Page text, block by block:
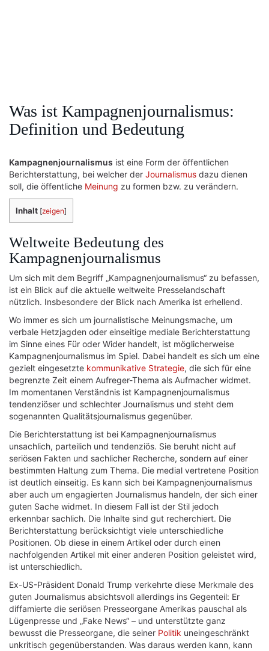
Was ist Kampagnenjournalismus:
Definition und Bedeutung
Kampagnenjournalismus ist eine Form der öffentlichen
Berichterstattung, bei welcher der Journalismus dazu dienen
soll, die öffentliche Meinung zu formen bzw. zu verändern.
Inhalt [zeigen]
Weltweite Bedeutung des
Kampagnenjournalismus
Um sich mit dem Begriff „Kampagnenjournalismus“ zu befassen,
ist ein Blick auf die aktuelle weltweite Presselandschaft
nützlich. Insbesondere der Blick nach Amerika ist erhellend.
Wo immer es sich um journalistische Meinungsmache, um
verbale Hetzjagden oder einseitige mediale Berichterstattung
im Sinne eines Für oder Wider handelt, ist möglicherweise
Kampagnenjournalismus im Spiel. Dabei handelt es sich um eine
gezielt eingesetzte kommunikative Strategie, die sich für eine
begrenzte Zeit einem Aufreger-Thema als Aufmacher widmet.
Im momentanen Verständnis ist Kampagnenjournalismus
tendenziöser und schlechter Journalismus und steht dem
sogenannten Qualitätsjournalismus gegenüber.
Die Berichterstattung ist bei Kampagnenjournalismus
unsachlich, parteilich und tendenziös. Sie beruht nicht auf
seriösen Fakten und sachlicher Recherche, sondern auf einer
bestimmten Haltung zum Thema. Die medial vertretene Position
ist deutlich einseitig. Es kann sich bei Kampagnenjournalismus
aber auch um engagierten Journalismus handeln, der sich einer
guten Sache widmet. In diesem Fall ist der Stil jedoch
erkennbar sachlich. Die Inhalte sind gut recherchiert. Die
Berichterstattung berücksichtigt viele unterschiedliche
Positionen. Ob diese in einem Artikel oder durch einen
nachfolgenden Artikel mit einer anderen Position geleistet wird,
ist unterschiedlich.
Ex-US-Präsident Donald Trump verkehrte diese Merkmale des
guten Journalismus absichtsvoll allerdings ins Gegenteil: Er
diffamierte die seriösen Presseorgane Amerikas pauschal als
Lügenpresse und „Fake News“ – und unterstützte ganz
bewusst die Presseorgane, die seiner Politik uneingeschränkt
unkritisch gegenüberstanden. Was daraus werden kann, kann